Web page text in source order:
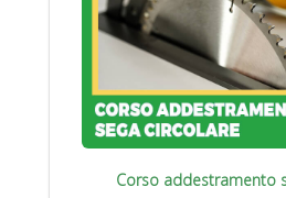
Corso addestramento